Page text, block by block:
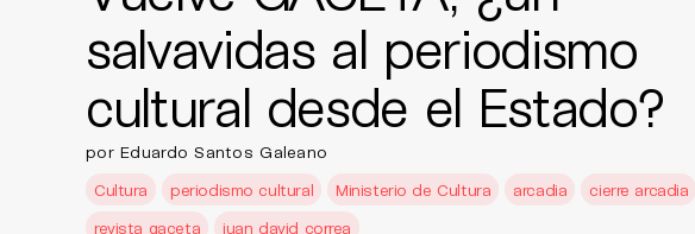
salvavidas al periodismo
cultural desde el Estado?
por Eduardo Santos Galeano
Cultura
periodismo cultural Ministerio de Cultura arcadia
cierre arcadia
revista gaceta
juan david correa